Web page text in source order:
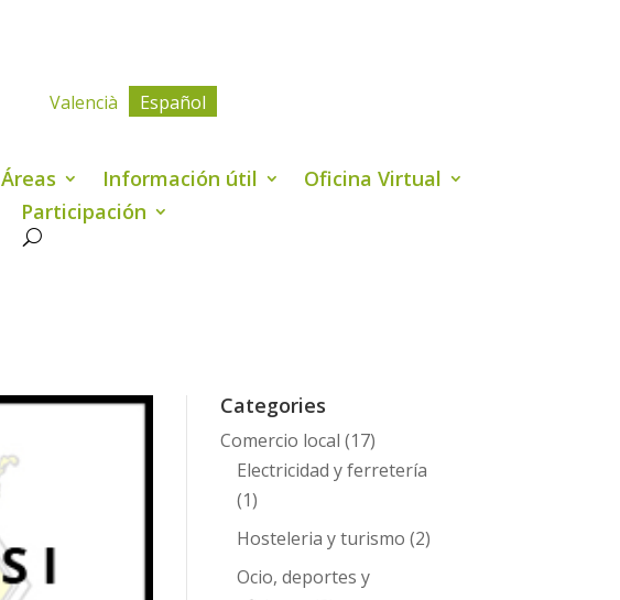
Valencià Español
Áreas Información útil
Oficina Virtual
Participación
Categories
Comercio local (17)
Electricidad y ferretería
(1)
Hosteleria y turismo (2)
Ocio, deportes y